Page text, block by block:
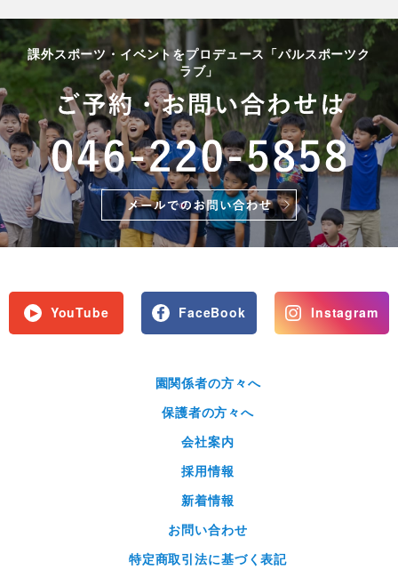
課外スポーツ・イベントをプロデュース「パルスポーツク
ラブ」
YouTube FaceBook Instagram
園関係者の方々へ
保護者の方々へ
会社案内
採用情報
新着情報
お問い合わせ
特定商取引法に基づく表記